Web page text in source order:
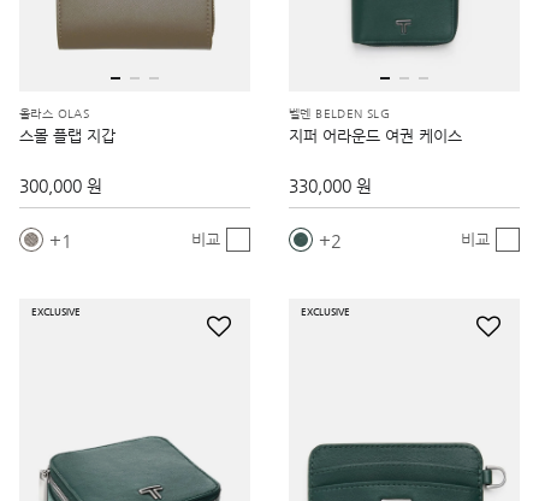
올라스 OLAS
스몰 플랩 지갑
300,000 원
1 비교
벨덴 BELDEN SLG
지퍼 어라운드 여권 케이스
330,000 원
2 비교
EXCLUSIVE EXCLUSIVE